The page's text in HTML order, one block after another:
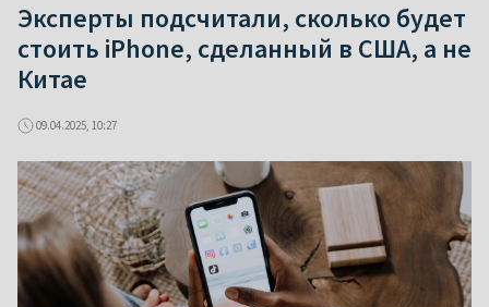
Эксперты подсчитали, сколько будет
стоить iPhone, сделанный в США, а не
Китае
09.04.2025, 10:27